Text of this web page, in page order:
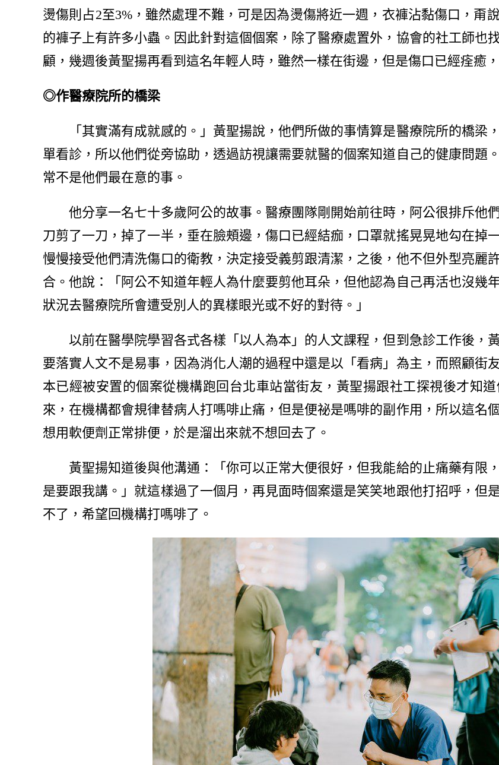
燙傷則占2至3%，雖然處理不難，可是因為燙傷將近一週，衣褲沾黏傷口，甭
的褲子上有許多小蟲。因此針對這個個案，除了醫療處置外，協會的社工師也
顧，幾週後黃聖揚再看到這名年輕人時，雖然一樣在街邊，但是傷口已經痊癒
◎作醫療院所的橋梁
「其實滿有成就感的。」黃聖揚說，他們所做的事情算是醫療院所的橋梁
單看診，所以他們從旁協助，透過訪視讓需要就醫的個案知道自己的健康問題
常不是他們最在意的事。
他分享一名七十多歲阿公的故事。醫療團隊剛開始前往時，阿公很排斥他
刀剪了一刀，掉了一半，垂在臉頰邊，傷口已經結痂，口罩就搖晃晃地勾在掉
慢慢接受他們清洗傷口的衛教，決定接受義剪跟清潔，之後，他不但外型亮麗
合。他說：「阿公不知道年輕人為什麼要剪他耳朵，但他認為自己再活也沒幾
狀況去醫療院所會遭受別人的異樣眼光或不好的對待。」
以前在醫學院學習各式各樣「以人為本」的人文課程，但到急診工作後，
要落實人文不是易事，因為消化人潮的過程中還是以「看病」為主，而照顧街
本已經被安置的個案從機構跑回台北車站當街友，黃聖揚跟社工探視後才知
來，在機構都會規律替病人打嗎啡止痛，但是便祕是嗎啡的副作用，所以這名
想用軟便劑正常排便，於是溜出來就不想回去了。
黃聖揚知道後與他溝通：「你可以正常大便很好，但我能給的止痛藥有限
是要跟我講。」就這樣過了一個月，再見面時個案還是笑笑地跟他打招呼，但
不了，希望回機構打嗎啡了。